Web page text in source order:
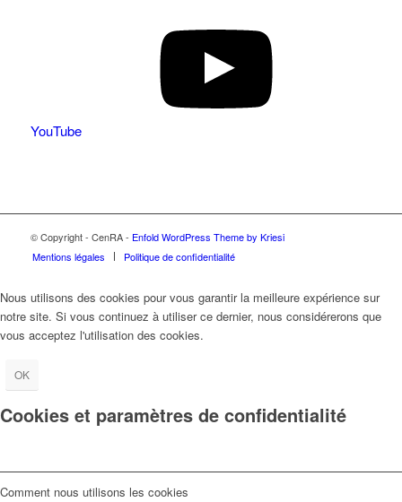
YouTube
© Copyright - CenRA - Enfold WordPress Theme by Kriesi
Mentions légales
Politique de confidentialité
Nous utilisons des cookies pour vous garantir la meilleure expérience sur
notre site. Si vous continuez à utiliser ce dernier, nous considérerons que
vous acceptez l'utilisation des cookies.
OK
Cookies et paramètres de confidentialité
Comment nous utilisons les cookies